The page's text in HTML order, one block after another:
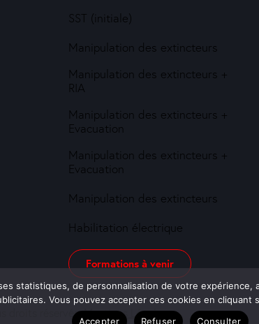
SST (initiale)
Manipulation des extincteurs
Manipulation des extincteurs +
RIA
Manipulation des extincteurs +
Evacuation
Manipulation des extincteurs +
Evacuation
Manipulation des extincteurs
Habilitation électrique
Formations à venir
droits réservés.Mentions Légales
statistiques, de personnalisation de votre
Vous pouvez accepter ces cookies en
Accepter
Refuser Consulter